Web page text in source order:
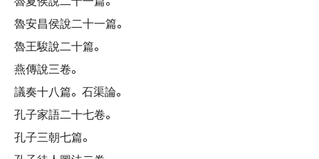
魯安昌侯說二十一篇。
魯王駿說二十篇。
燕傳說三卷。
議奏十八篇。 石渠論。
孔子家語二十七卷。
孔子三朝七篇。